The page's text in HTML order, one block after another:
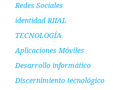
Redes Sociales
identidad RIIAL
TECNOLOGÍA
Aplicaciones Móviles
Desarrollo informático
Discernimiento tecnológico